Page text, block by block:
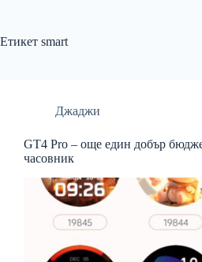
Етикет smart
Джаджи
GT4 Pro – още един добър
часовник